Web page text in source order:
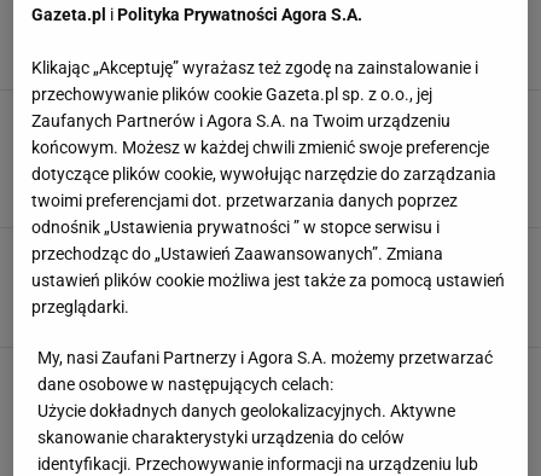
linki i grafiki reklamowe,28 LIPCA 2026, 18:37
Szczotka Olivia Garden to hit internautek. Nie
ciągnie włosów, wygładza je i działa jak
masażer
Marta Podściańska,26 LIPCA 2026, 16:47
Wcierka do włosów Bosko Cosmetics robi
furorę. Mnóstwo baby hair i rosną jak szalone
Kérastase w supercenach na Allegro. Te
kultowe kosmetyki dają włosom efekt jak od
fryzjera
Marta Podściańska, 21 LIPCA 2026, 17:19
Gazeta.pl i Polityka Prywatności Agora S.A.
Klikając „Akceptuję” wyrażasz też zgodę na zainstalowanie i
przechowywanie plików cookie Gazeta.pl sp. z o.o., jej
Zaufanych Partnerów i Agora S.A. na Twoim urządzeniu
końcowym. Możesz w każdej chwili zmienić swoje preferencje
dotyczące plików cookie, wywołując narzędzie do zarządzania
twoimi preferencjami dot. przetwarzania danych poprzez
odnośnik „Ustawienia prywatności ” w stopce serwisu i
przechodząc do „Ustawień Zaawansowanych”. Zmiana
ustawień plików cookie możliwa jest także za pomocą ustawień
przeglądarki.
My, nasi Zaufani Partnerzy i Agora S.A. możemy przetwarzać
dane osobowe w następujących celach:
Użycie dokładnych danych geolokalizacyjnych. Aktywne
skanowanie charakterystyki urządzenia do celów
identyfikacji. Przechowywanie informacji na urządzeniu lub